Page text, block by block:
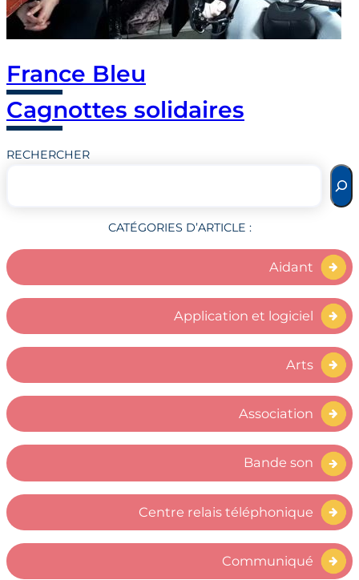
France Bleu
Cagnottes solidaires
RECHERCHER
CATÉGORIES D’ARTICLE :
Aidant
Application et logiciel
Arts
Association
Bande son
Centre relais téléphonique
Communiqué